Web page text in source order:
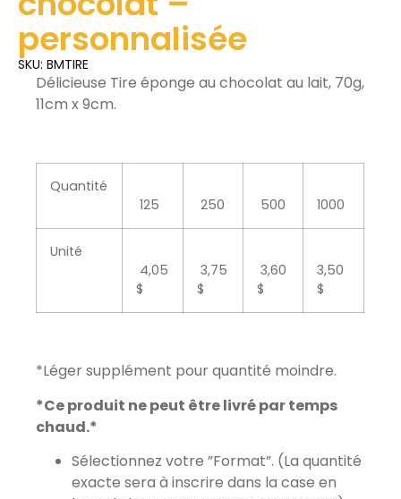
personnalisée
SKU: BMTIRE
Délicieuse Tire éponge au chocolat au lait, 70g,
11cm x 9cm.
Quantité
125
250 500 1000
Unité
4,05
$
3,75
$
3,60
$
3,50
$
*Léger supplément pour quantité moindre.
*Ce produit ne peut être livré par temps
chaud.*
Sélectionnez votre ”Format”. (La quantité
exacte sera à inscrire dans la case en